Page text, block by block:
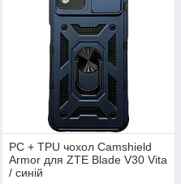
PC + TPU чохол Camshield
Armor для ZTE Blade V30 Vita
/ синій